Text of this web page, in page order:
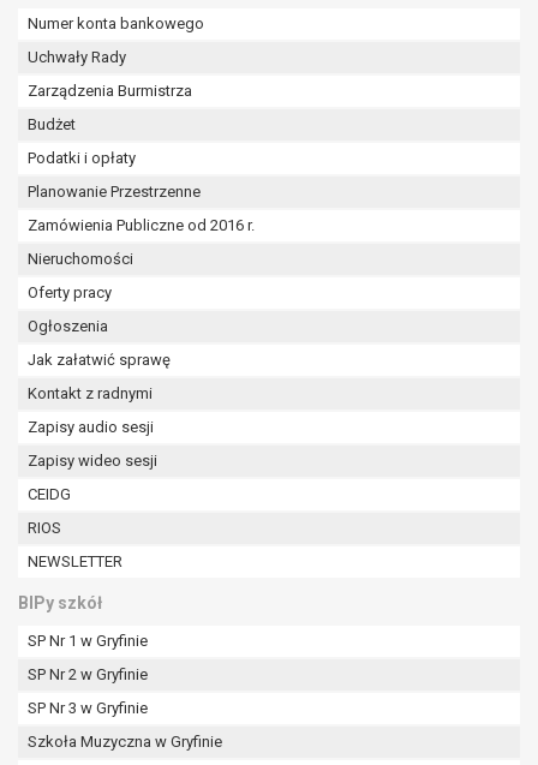
Numer konta bankowego
Uchwały Rady
Zarządzenia Burmistrza
Budżet
Podatki i opłaty
Planowanie Przestrzenne
Zamówienia Publiczne od 2016 r.
Nieruchomości
Oferty pracy
Ogłoszenia
Jak załatwić sprawę
Kontakt z radnymi
Zapisy audio sesji
Zapisy wideo sesji
CEIDG
RIOS
NEWSLETTER
BIPy szkół
SP Nr 1 w Gryfinie
SP Nr 2 w Gryfinie
SP Nr 3 w Gryfinie
Szkoła Muzyczna w Gryfinie
interesie publicznym lub w ramach
powierzonej administratorowi bądź
realizowanych przez administratora
lub przez stronę trzecią.
że wykaże on istnienie ważnych prawnie
wolności osoby, której dane dotyczą, lub
podstaw do ustalenia, dochodzenia lub
na przetwarzanie danych osobowych (art. 6 ust. 1
cofnięcia tej zgody w dowolnym momencie.
Cofnięcie to nie ma wpływu na zgodność
przetwarzania, którego dokonano na podstawie
zgody przed jej cofnięciem.